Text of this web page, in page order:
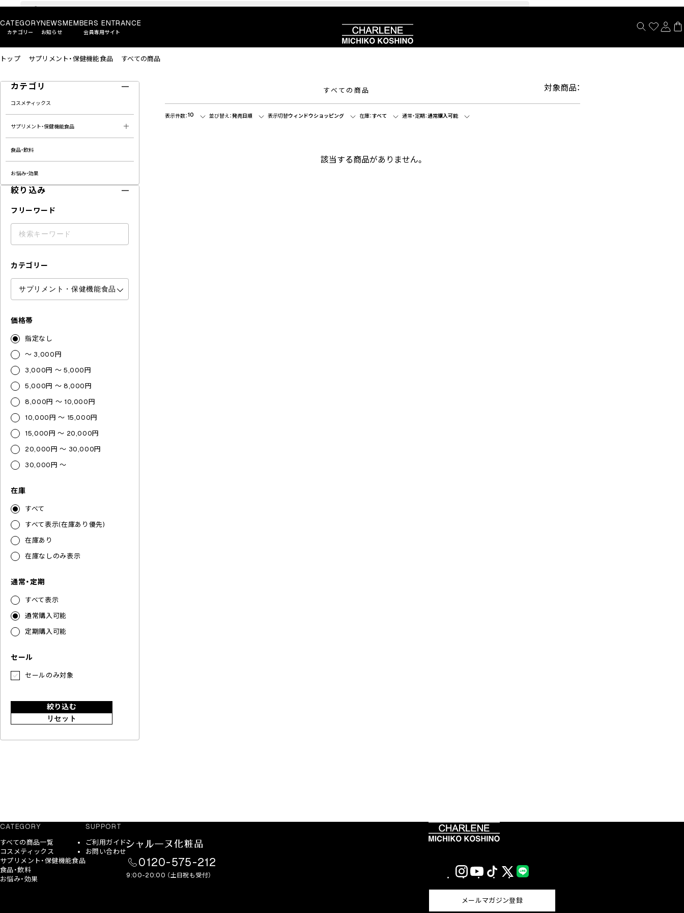
CATEGORY
カテゴリー
NEWS
お知らせ
MEMBERS ENTRANCE
会員専用サイト
トップ サプリメント・保健機能食品 すべての商品
カテゴリ
コスメティックス
サプリメント・保健機能食品
食品・飲料
お悩み・効果
絞り込み
フリーワード
カテゴリー
価格帯
指定なし
～ 3,000円
3,000円 ～ 5,000円
5,000円 ～ 8,000円
8,000円 ～ 10,000円
10,000円 ～ 15,000円
15,000円 ～ 20,000円
20,000円 ～ 30,000円
30,000円 ～
在庫
すべて
すべて表示(在庫あり優先)
在庫あり
在庫なしのみ表示
通常・定期
すべて表示
通常購入可能
定期購入可能
セール
セールのみ対象
絞り込む
リセット
すべての商品 対象商品：
表示件数：10 並び替え：発売日順 表示切替ウィンドウショッピング 在庫：すべて 通常・定期：通常購入可能
該当する商品がありません。
CATEGORY
すべての商品一覧
コスメティックス
サプリメント・保健機能食品
食品・飲料
お悩み・効果
SUPPORT
ご利用ガイド
お問い合わせ
0120-575-212
9:00-20:00 （土日祝も受付）
InstagramYouTubeTikTok X
(Twitter)
メールマガジン登録